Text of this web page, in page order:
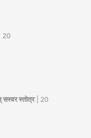
सस्वर स्तोत्र| 20